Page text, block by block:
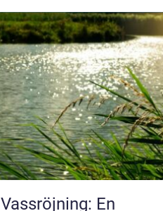
Vassröjning: En